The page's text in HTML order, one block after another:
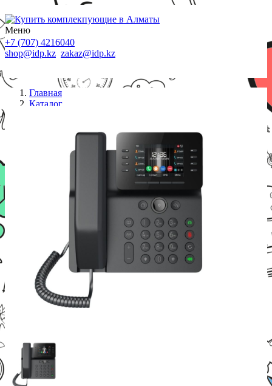
Меню
+7 (707) 4216040
shop@idp.kz zakaz@idp.kz
Главная
Каталог